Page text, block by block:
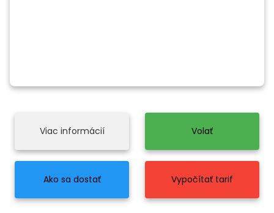
Viac informácií Volať
Ako sa dostať Vypočítať tarif